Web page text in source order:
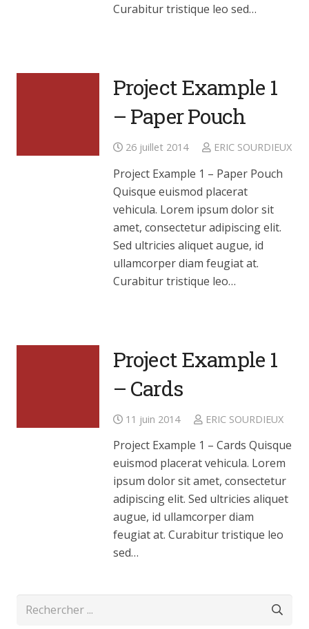
Curabitur tristique leo sed…
Project Example 1
– Paper Pouch
26 juillet 2014 ERIC SOURDIEUX
Project Example 1 – Paper Pouch
Quisque euismod placerat
vehicula. Lorem ipsum dolor sit
amet, consectetur adipiscing elit.
Sed ultricies aliquet augue, id
ullamcorper diam feugiat at.
Curabitur tristique leo…
Project Example 1
– Cards
11 juin 2014 ERIC SOURDIEUX
Project Example 1 – Cards Quisque
euismod placerat vehicula. Lorem
ipsum dolor sit amet, consectetur
adipiscing elit. Sed ultricies aliquet
augue, id ullamcorper diam
feugiat at. Curabitur tristique leo
sed…